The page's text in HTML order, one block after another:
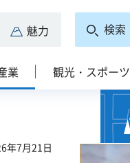
魅力 検索
業 観光・スポーツ
年7月21日